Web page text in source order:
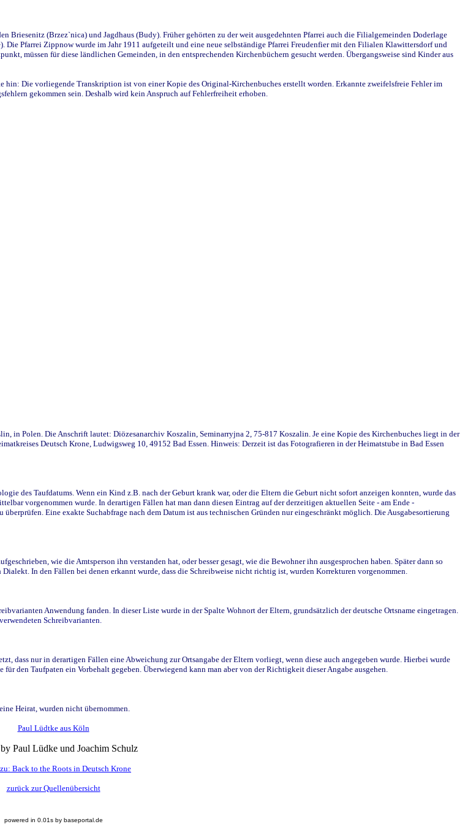
(Brzez`nica) und Jagdhaus (Budy). Früher gehörten zu der weit ausgedehnten Pfarrei auch die Filialgemeinden Doderlage
Pfarrei Zippnow wurde im Jahr 1911 aufgeteilt und eine neue selbständige Pfarrei Freudenfier mit den Filialen Klawittersdorf und
müssen für diese ländlichen Gemeinden, in den entsprechenden Kirchenbüchern gesucht werden. Übergangsweise sind Kinder aus
hin: Die vorliegende Transkription ist von einer Kopie des Original-Kirchenbuches erstellt worden. Erkannte zweifelsfreie Fehler im
gekommen sein. Deshalb wird kein Anspruch auf Fehlerfreiheit erhoben.
in Polen. Die Anschrift lautet: Diözesanarchiv Koszalin, Seminarryjna 2, 75-817 Koszalin. Je eine Kopie des Kirchenbuches liegt in der
Deutsch Krone, Ludwigsweg 10, 49152 Bad Essen. Hinweis: Derzeit ist das Fotografieren in der Heimatstube in Bad Essen
des Taufdatums. Wenn ein Kind z.B. nach der Geburt krank war, oder die Eltern die Geburt nicht sofort anzeigen konnten, wurde das
vorgenommen wurde. In derartigen Fällen hat man dann diesen Eintrag auf der derzeitigen aktuellen Seite - am Ende -
Eine exakte Suchabfrage nach dem Datum ist aus technischen Gründen nur eingeschränkt möglich. Die Ausgabesortierung
wie die Amtsperson ihn verstanden hat, oder besser gesagt, wie die Bewohner ihn ausgesprochen haben. Später dann so
In den Fällen bei denen erkannt wurde, dass die Schreibweise nicht richtig ist, wurden Korrekturen vorgenommen.
Anwendung fanden. In dieser Liste wurde in der Spalte Wohnort der Eltern, grundsätzlich der deutsche Ortsname eingetragen.
Schreibvarianten.
dass nur in derartigen Fällen eine Abweichung zur Ortsangabe der Eltern vorliegt, wenn diese auch angegeben wurde. Hierbei wurde
den Taufpaten ein Vorbehalt gegeben. Überwiegend kann man aber von der Richtigkeit dieser Angabe ausgehen.
Heirat, wurden nicht übernommen.
Paul Lüdtke aus Köln
Paul Lüdke und Joachim Schulz
Back to the Roots in Deutsch Krone
zurück zur Quellenübersicht
powered in 0.01s by baseportal.de